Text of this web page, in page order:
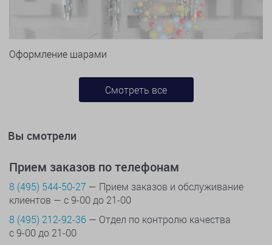
Оформление шарами
Смотреть все
Вы смотрели
Прием заказов по телефонам
8 (495) 544-50-27 — Прием заказов и обслуживание
клиентов — с 9-00 до 21-00
8 (495) 212-92-36 — Отдел по контролю качества
с 9-00 до 21-00